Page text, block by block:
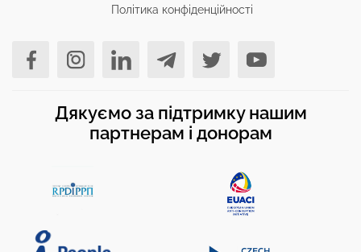
Політика конфіденційності
Дякуємо за підтримку нашим
партнерам і донорам